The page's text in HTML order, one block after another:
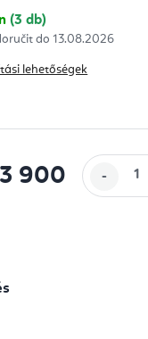
(3 db)
13.08.2026
lehetőségek
900